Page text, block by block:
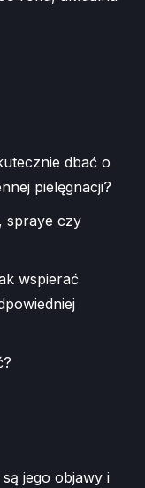
dbać o
pielęgnacji?
spraye czy
wspierać
jego objawy i